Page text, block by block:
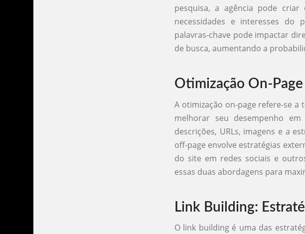
pesquisa, a agência pode
necessidades e interesses do
palavras-chave pode impactar
de busca, aumentando a
Otimização On-
A otimização on-page refere-se a
melhorar seu desempenho
descrições, URLs, imagens e a
off-page envolve estratégias
do site em redes sociais e
essas duas abordagens para
Link Building:
O link building é uma das